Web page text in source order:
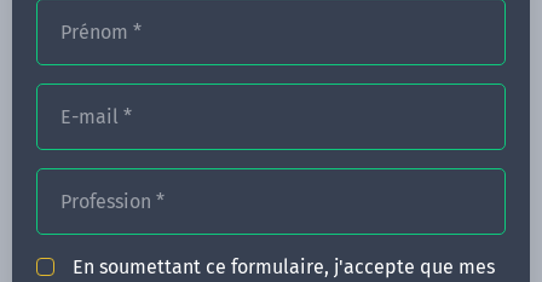
Prénom *
E-mail *
Profession *
En soumettant ce formulaire, j'accepte que mes
CONGRÈS
ACTUALITÉS
INFOS PRATIQUES